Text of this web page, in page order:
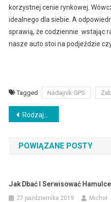
korzystnej cenie rynkowej.
idealnego dla siebie. A
sprawią, że codziennie wstając
nasze auto stoi na podjeździe
Tagged Nadajnik GPS
Nawigacja
wpisu
Rodzaje felg w samochodach Seat Leon i Seat Ibiza
POWIĄZANE POSTY
Jak Dbać I Serwisować
27 października 2019 Michoł